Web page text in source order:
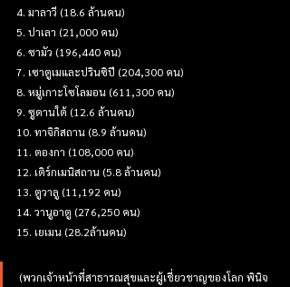
4. มาลาวี (18.6 ล้านคน)
5. ปาเลา (21,000 คน)
6. ซามัว (196,440 คน)
7. เซาตูเมและปรินซิปี (204,300 คน)
8. หมู่เกาะโซโลมอน (611,300 คน)
9. ซูดานใต้ (12.6 ล้านคน)
10. ทาจิกิสถาน (8.9 ล้านคน)
11. ตองกา (108,000 คน)
12. เติร์กเมนิสถาน (5.8 ล้านคน)
13. ตูวาลู (11,192 คน)
14. วานูอาตู (276,250 คน)
15. เยเมน (28.2ล้านคน)
(พวกเจ้าหน้าที่สาธารณสุขและผู้เชี่ยวชาญของโลก พินิจ